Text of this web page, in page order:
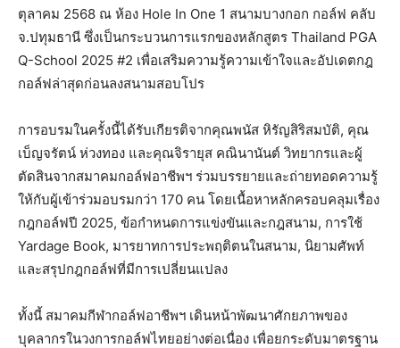
ตุลาคม 2568 ณ ห้อง Hole In One 1 สนามบางกอก กอล์ฟ คลับ
จ.ปทุมธานี ซึ่งเป็นกระบวนการแรกของหลักสูตร Thailand PGA
Q-School 2025 #2 เพื่อเสริมความรู้ความเข้าใจและอัปเดตกฎ
กอล์ฟล่าสุดก่อนลงสนามสอบโปร
การอบรมในครั้งนี้ได้รับเกียรติจากคุณพนัส หิรัญสิริสมบัติ, คุณ
เบ็ญจรัตน์ ห่วงทอง และคุณจิรายุส คณินานันต์ วิทยากรและผู้
ตัดสินจากสมาคมกอล์ฟอาชีพฯ ร่วมบรรยายและถ่ายทอดความรู้
ให้กับผู้เข้าร่วมอบรมกว่า 170 คน โดยเนื้อหาหลักครอบคลุมเรื่อง
กฎกอล์ฟปี 2025, ข้อกำหนดการแข่งขันและกฎสนาม, การใช้
Yardage Book, มารยาทการประพฤติตนในสนาม, นิยามศัพท์
และสรุปกฎกอล์ฟที่มีการเปลี่ยนแปลง
ทั้งนี้ สมาคมกีฬากอล์ฟอาชีพฯ เดินหน้าพัฒนาศักยภาพของ
บุคลากรในวงการกอล์ฟไทยอย่างต่อเนื่อง เพื่อยกระดับมาตรฐาน